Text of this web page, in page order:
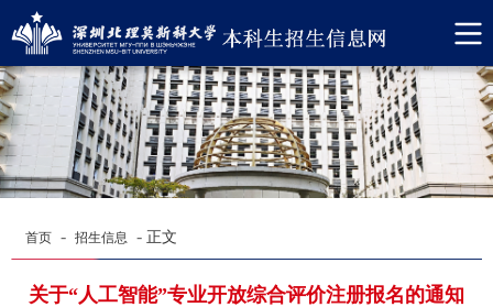
首页 - 招生信息 - 正文
关于“人工智能”专业开放综合评价注册报名的通知